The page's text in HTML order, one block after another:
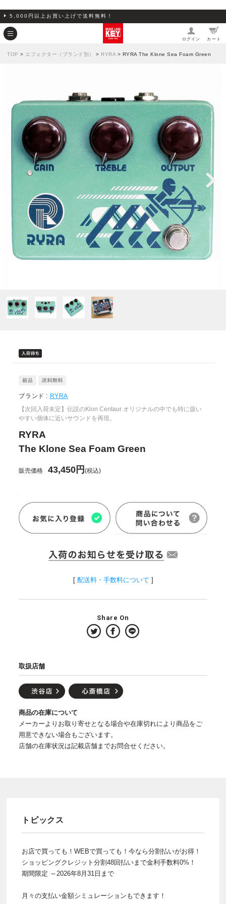
5,000円以上お買い上げで送料無料！
ログイン カート
TOP > エフェクター（ブランド別） > RYRA > RYRA The Klone Sea Foam Green
ブランド : RYRA
【次回入荷未定】伝説のKlon Centaur オリジナルの中でも特に扱い
やすい個体に近いサウンドを再現。
RYRA
The Klone Sea Foam Green
販売価格 43,450円(税込)
[ 配送料・手数料について ]
Share On
取扱店舗
商品の在庫について
メーカーよりお取り寄せとなる場合や在庫切れにより商品をご
用意できない場合もございます。
店舗の在庫状況は記載店舗までお問合せください。
トピックス
お店で買っても！WEBで買っても！今なら分割払いがお得！
ショッピングクレジット分割48回払いまで金利手数料0%！
期間限定 ～2026年8月31日まで
月々の支払い金額シミュレーションもできます！